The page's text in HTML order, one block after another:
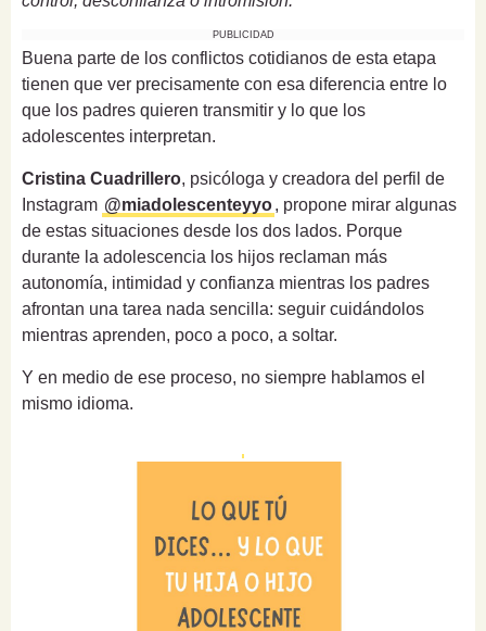
PUBLICIDAD
Buena parte de los conflictos cotidianos de esta etapa
tienen que ver precisamente con esa diferencia entre lo
que los padres quieren transmitir y lo que los
adolescentes interpretan.
Cristina Cuadrillero, psicóloga y creadora del perfil de
Instagram @miadolescenteyyo, propone mirar algunas
de estas situaciones desde los dos lados. Porque
durante la adolescencia los hijos reclaman más
autonomía, intimidad y confianza mientras los padres
afrontan una tarea nada sencilla: seguir cuidándolos
mientras aprenden, poco a poco, a soltar.
Y en medio de ese proceso, no siempre hablamos el
mismo idioma.